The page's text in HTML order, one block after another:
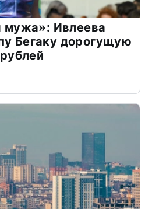
мужа»: Ивлеева
Бегаку дорогущую